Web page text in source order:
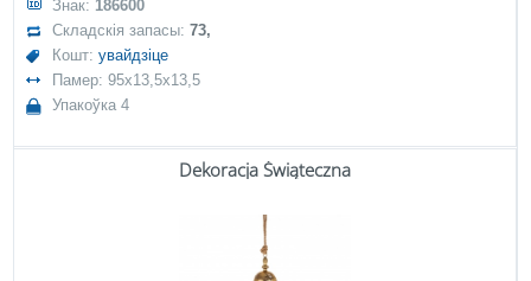
Знак: 186600
Складскія запасы:73,
Кошт:увайдзіце
Памер: 95x13,5x13,5
Упакоўка 4
Dekoracja Świąteczna